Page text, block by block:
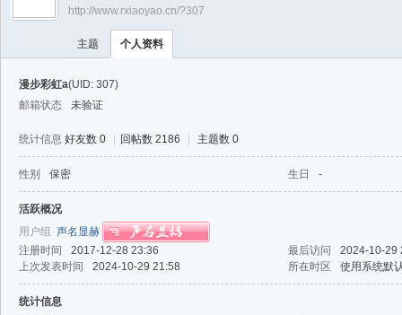
遥
http://www.rxiaoyao.cn/?307
主题 个人资料
漫步彩虹a(UID: 307)
邮箱状态
未验证
统计信息 好友数 0 回帖数 2186 主题数 0
性别 保密 生日 -
活跃概况
用户组 声名显赫
注册时间
2017-12-28 23:36 最后访问
2024-10-29
上次发表时间
2024-10-29 21:58 所在时区 使用系统默
统计信息